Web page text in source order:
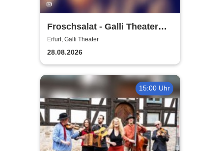
Froschsalat - Galli Theater
Erfurt
Erfurt, Galli Theater
28.08.2026
15:00 Uhr